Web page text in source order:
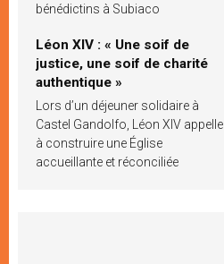
bénédictins à Subiaco
Léon XIV : « Une soif de
justice, une soif de charité
authentique »
Lors d’un déjeuner solidaire à
Castel Gandolfo, Léon XIV appelle
à construire une Église
accueillante et réconciliée